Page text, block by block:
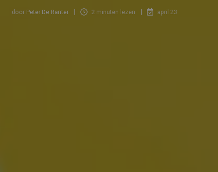
door Peter De Ranter 2 minuten lezen april 23